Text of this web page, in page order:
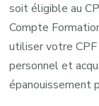
soit éligible au
Compte
utiliser votre
personnel et
épanouissement